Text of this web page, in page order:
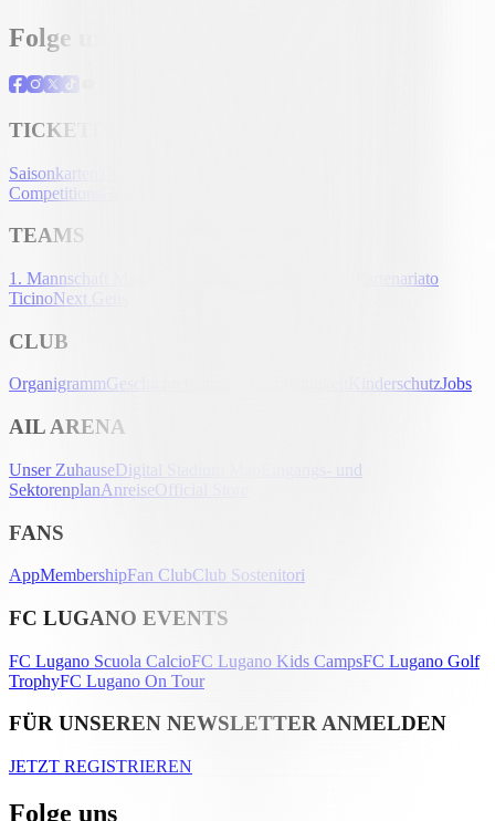
Folge uns
TICKETING
Saisonkarten
Competitions
TEAMS
1. Mannschaft Männer
Partenariato
TicinoNext Gens
CLUB
OrganigrammGeschichte KinderschutzJobs
AIL ARENA
Unser ZuhauseDigital Stadium Map
Eingangs- und
SektorenplanAnreiseOfficial Store
FANS
AppMembershipFan ClubClub Sostenitori
FC LUGANO EVENTS
FC Lugano Scuola CalcioFC Lugano Kids CampsFC Lugano Golf
TrophyFC Lugano On Tour
FÜR UNSEREN NEWSLETTER ANMELDEN
JETZT REGISTRIEREN
Folge uns